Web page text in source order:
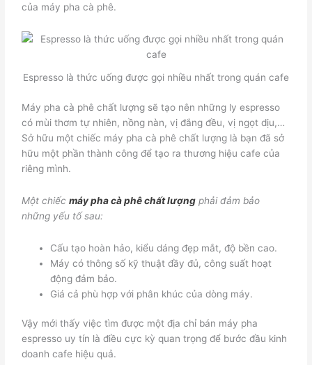
của máy pha cà phê.
Espresso là thức uống được gọi nhiều nhất trong quán cafe
Máy pha cà phê chất lượng sẽ tạo nên những ly espresso
có mùi thơm tự nhiên, nồng nàn, vị đắng đều, vị ngọt dịu,…
Sở hữu một chiếc máy pha cà phê chất lượng là bạn đã sở
hữu một phần thành công để tạo ra thương hiệu cafe của
riêng mình.
Một chiếcmáy pha cà phê chất lượng phải đảm bảo
những yếu tố sau:
Cấu tạo hoàn hảo, kiểu dáng đẹp mắt, độ bền cao.
Máy có thông số kỹ thuật đầy đủ, công suất hoạt
động đảm bảo.
Giá cả phù hợp với phân khúc của dòng máy.
Vậy mới thấy việc tìm được một địa chỉ bán máy pha
espresso uy tín là điều cực kỳ quan trọng để bước đầu kinh
doanh cafe hiệu quả.